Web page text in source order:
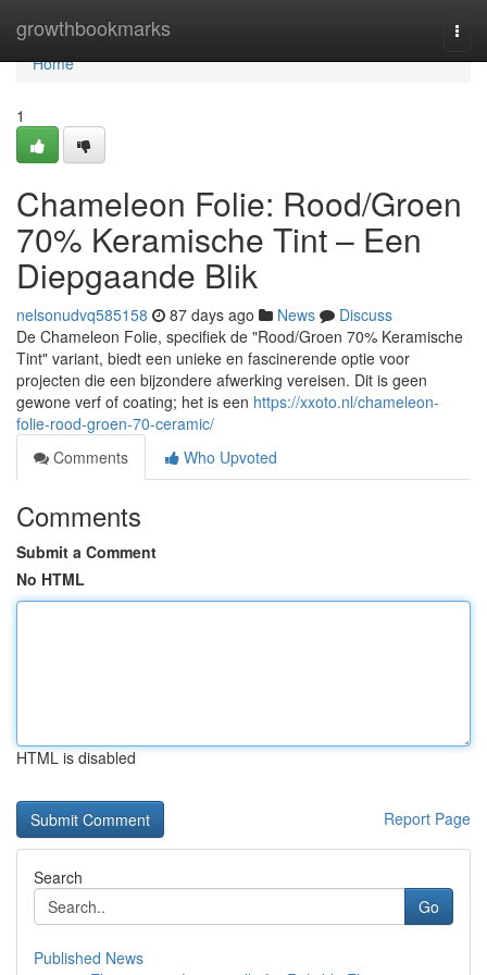
growthbookmarks
Home
Home
1
Chameleon Folie: Rood/Groen
70% Keramische Tint – Een
Diepgaande Blik
nelsonudvq585158 87 days ago News
Discuss
De Chameleon Folie, specifiek de "Rood/Groen 70% Keramische
Tint" variant, biedt een unieke en fascinerende optie voor
projecten die een bijzondere afwerking vereisen. Dit is geen
gewone verf of coating; het is een https://xxoto.nl/chameleon-
folie-rood-groen-70-ceramic/
Comments
Who Upvoted
Comments
Submit a Comment
No HTML
HTML is disabled
Report Page
Search
Go
Published News